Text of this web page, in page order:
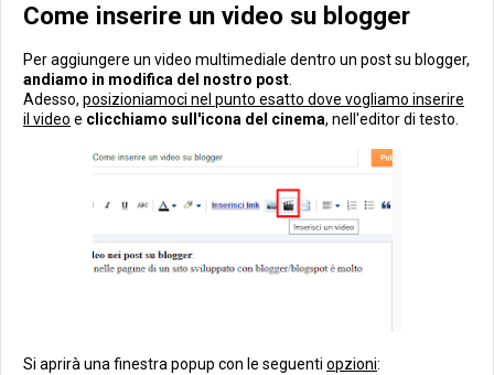
Come inserire un video su blogger
Per aggiungere un video multimediale dentro un post su blogger,
andiamo in modifica del nostro post
Adesso, posizioniamoci nel punto esatto dove vogliamo inserire
il video e clicchiamo sull'icona del cinema, nell'editor di testo.
Si aprirà una finestra popup con le seguenti opzioni: